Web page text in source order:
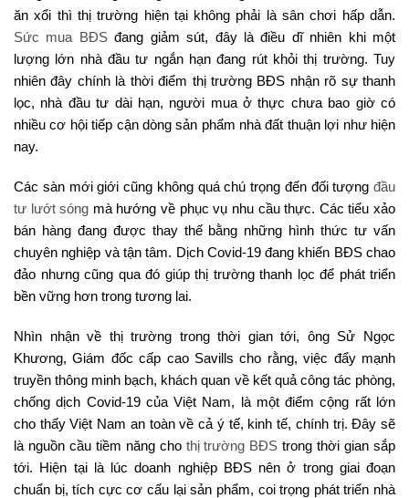
ăn xổi thì thị trường hiện tại không phải là sân chơi hấp dẫn.
Sức mua BĐSđang giảm sút, đây là điều dĩ nhiên khi một
lượng lớn nhà đầu tư ngắn hạn đang rút khỏi thị trường. Tuy
nhiên đây chính là thời điểm thị trường BĐS nhận rõ sự thanh
lọc, nhà đầu tư dài hạn, người mua ở thực chưa bao giờ có
nhiều cơ hội tiếp cận dòng sản phẩm nhà đất thuận lợi như hiện
nay.
Các sàn mới giới cũng không quá chú trọng đến đối tượng đầu
tư lướt sóng mà hướng về phục vụ nhu cầu thực. Các tiểu xảo
bán hàng đang được thay thế bằng những hình thức tư vấn
chuyên nghiệp và tận tâm. Dịch Covid-19 đang khiến BĐS chao
đảo nhưng cũng qua đó giúp thị trường thanh lọc để phát triển
bền vững hơn trong tương lai.
Nhìn nhận về thị trường trong thời gian tới, ông Sử Ngọc
Khương, Giám đốc cấp cao Savills cho rằng, việc đẩy mạnh
truyền thông minh bạch, khách quan về kết quả công tác phòng,
chống dịch Covid-19 của Việt Nam, là một điểm cộng rất lớn
cho thấy Việt Nam an toàn về cả ý tế, kinh tế, chính trị. Đây sẽ
là nguồn cầu tiềm năng cho thị trường BĐS trong thời gian sắp
tới. Hiện tại là lúc doanh nghiệp BĐS nên ở trong giai đoạn
chuẩn bị, tích cực cơ cấu lại sản phẩm, coi trọng phát triển nhà